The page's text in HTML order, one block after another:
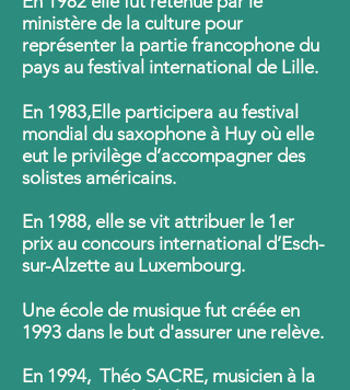
ministère de la culture pour
représenter la partie francophone du
pays au festival international de Lille.
En 1983,Elle participera au festival
mondial du saxophone à Huy où elle
eut le privilège d’accompagner des
solistes américains.
En 1988, elle se vit attribuer le 1er
prix au concours international d’Esch-
sur-Alzette au Luxembourg.
Une école de musique fut créée en
1993 dans le but d'assurer une relève.
En 1994, Théo SACRE, musicien à la